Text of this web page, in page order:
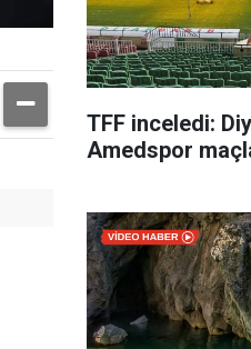
TFF inceledi:
Amedspor